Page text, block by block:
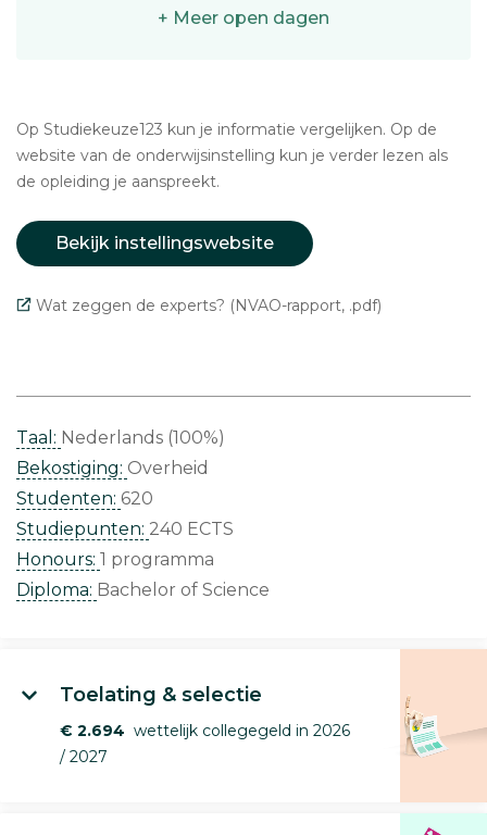
+ Meer open dagen
Op Studiekeuze123 kun je informatie vergelijken. Op de
website van de onderwijsinstelling kun je verder lezen als
de opleiding je aanspreekt.
Bekijk instellingswebsite
Wat zeggen de experts? (NVAO-rapport, .pdf)
Taal: Nederlands (100%)
Bekostiging: Overheid
Studenten: 620
Studiepunten: 240 ECTS
Honours: 1 programma
Diploma: Bachelor of Science
Toelating & selectie
€ 2.694 wettelijk collegegeld in 2026
/ 2027